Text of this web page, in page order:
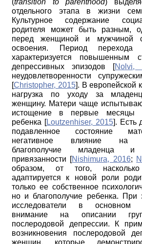
(transition to parenthood)
отдельного этапа в жизни
Культурное содержание
родителя может быть разным,
перед женщиной и мужчиной
освоения. Период перехода
характеризуется повышенным
депрессивных эпизодов [Nolvi,
неудовлетворенности
[Christopher, 2015]. В европейской
нагрузка по уходу за
женщину. Матери чаще
истощение в первые месяцы
ребенка [Loutzenhiser, 2015]. Есть
подавленное состояние
негативное влияние на
благополучие младенца и
привязанности [Nishimura, 2016;
образом, от того,
адаптируется к новой роли
только ее собственное
но и благополучие ребенка. При
исследователи в основном
внимание на описании
послеродовой депрессии. К
возникновения послеродовой